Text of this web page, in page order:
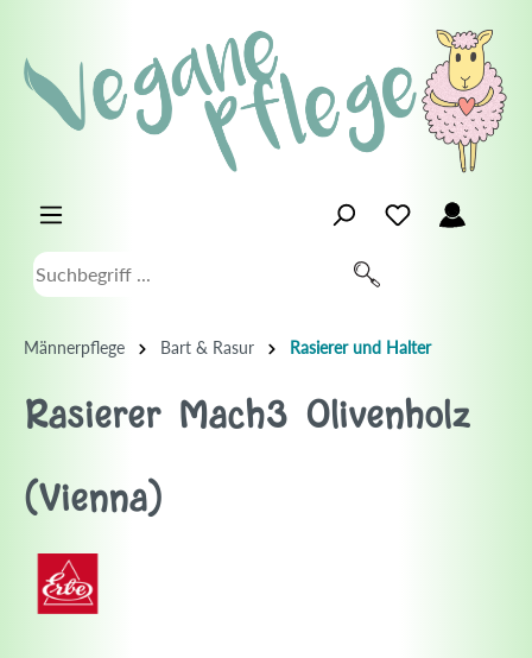
Männerpflege Bart & Rasur Rasierer und Halter
Rasierer Mach3 Olivenholz
(Vienna)